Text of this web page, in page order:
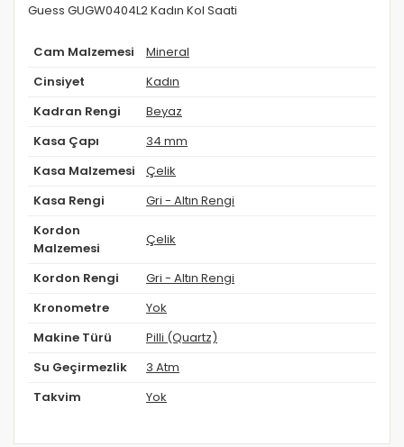
Guess GUGW0404L2 Kadın Kol Saati
Cam Malzemesi Mineral
Cinsiyet Kadın
Kadran Rengi Beyaz
Kasa Çapı 34 mm
Kasa Malzemesi Çelik
Kasa Rengi Gri - Altın Rengi
Kordon
Malzemesi
Çelik
Kordon Rengi Gri - Altın Rengi
Kronometre Yok
Makine Türü Pilli (Quartz)
Su Geçirmezlik 3 Atm
Takvim Yok